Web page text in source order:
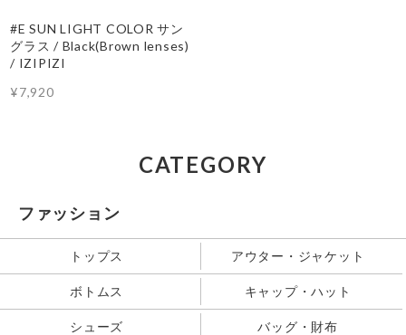
#E SUN LIGHT COLOR サン
グラス / Black(Brown lenses)
/ IZIPIZI
¥7,920
CATEGORY
ファッション
トップス アウター・ジャケット
ボトムス キャップ・ハット
シューズ バッグ・財布